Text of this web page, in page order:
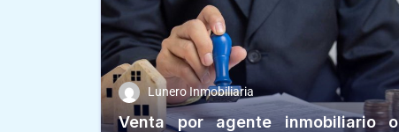
Lunero Inmobiliaria
Venta por agente inmobiliario o